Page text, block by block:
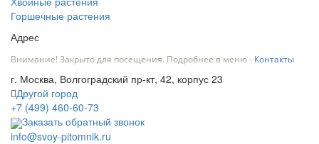
Горшечные растения
Адрес
Внимание! Закрыто для посещения. Подробнее в меню - Контакты
г. Москва, Волгоградский пр-кт, 42, корпус 23
Другой город
+7 (499) 460-60-73
Заказать обратный звонок
info@svoy-pitomnik.ru